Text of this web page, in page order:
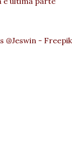
@Jeswin -